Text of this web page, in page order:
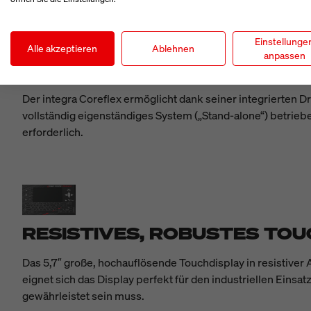
DRUCKBILDER DIREKT AM
Der integra Coreflex ermöglicht dank seiner integrierten
vollständig eigenständiges System („Stand-alone“)
erforderlich.
RESISTIVES, ROBUSTES
Das 5,7″ große, hochauflösende Touchdisplay in
eignet sich das Display perfekt für den industriellen
gewährleistet sein muss.
Alle akzeptieren Ablehnen
anpassen